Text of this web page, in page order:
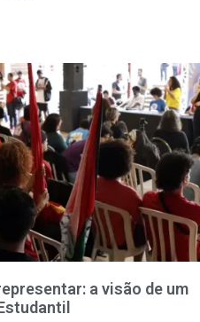
a visão de um